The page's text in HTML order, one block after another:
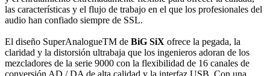
las características y el flujo de trabajo en el que los profesionales del
audio han confiado siempre de SSL.
El diseño SuperAnalogueTM de BiG SiX ofrece la pegada, la
claridad y la distorsión ultrabaja que los ingenieros adoran de los
mezcladores de la serie 9000 con la flexibilidad de 16 canales de